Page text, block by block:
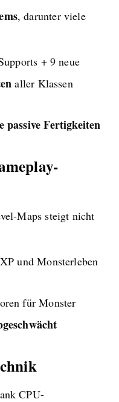
, darunter viele
+ 9 neue
aller Klassen
passive Fertigkeiten
Maps steigt nicht
und Monsterleben
für Monster
CPU-